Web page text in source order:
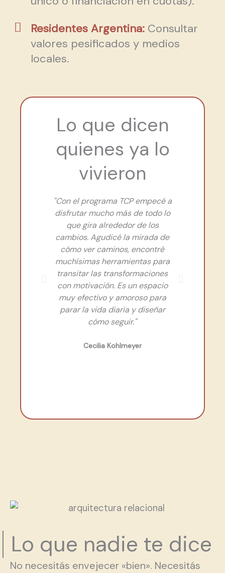
Residentes Argentina: Consultar
valores pesificados y medios
locales.
Lo que dicen
quienes ya lo
vivieron
"Con el programa TCP empecé a
disfrutar mucho más de todo lo
que gira alrededor de los
cambios. Agudicé la mirada de
cómo ver caminos, encontré
muchísimas herramientas para
transitar las transformaciones
con motivación. Es un espacio
muy efectivo y amoroso para
parar la vida diaria y diseñar
cómo seguir."
Cecilia Kohlmeyer
Lo que nadie te dice
No necesitás envejecer «bien». Necesitás